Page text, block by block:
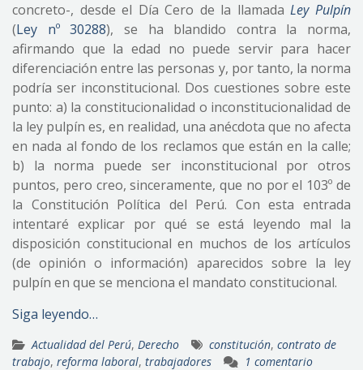
concreto-, desde el Día Cero de la llamadaLey Pulpín
(Ley nº 30288), se ha blandido contra la norma,
afirmando que la edad no puede servir para hacer
diferenciación entre las personas y, por tanto, la norma
podría ser inconstitucional. Dos cuestiones sobre este
punto: a) la constitucionalidad o inconstitucionalidad de
la ley pulpín es, en realidad, una anécdota que no afecta
en nada al fondo de los reclamos que están en la calle;
b) la norma puede ser inconstitucional por otros
puntos, pero creo, sinceramente, que no por el 103º de
la Constitución Política del Perú. Con esta entrada
intentaré explicar por qué se está leyendo mal la
disposición constitucional en muchos de los artículos
(de opinión o información) aparecidos sobre la ley
pulpín en que se menciona el mandato constitucional.
Siga leyendo…
Actualidad del Perú, Derecho constitución, contrato de
trabajo, reforma laboral, trabajadores 1 comentario